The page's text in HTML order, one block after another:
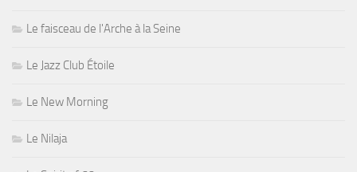
Le faisceau de l'Arche à la Seine
Le Jazz Club Étoile
Le New Morning
Le Nilaja